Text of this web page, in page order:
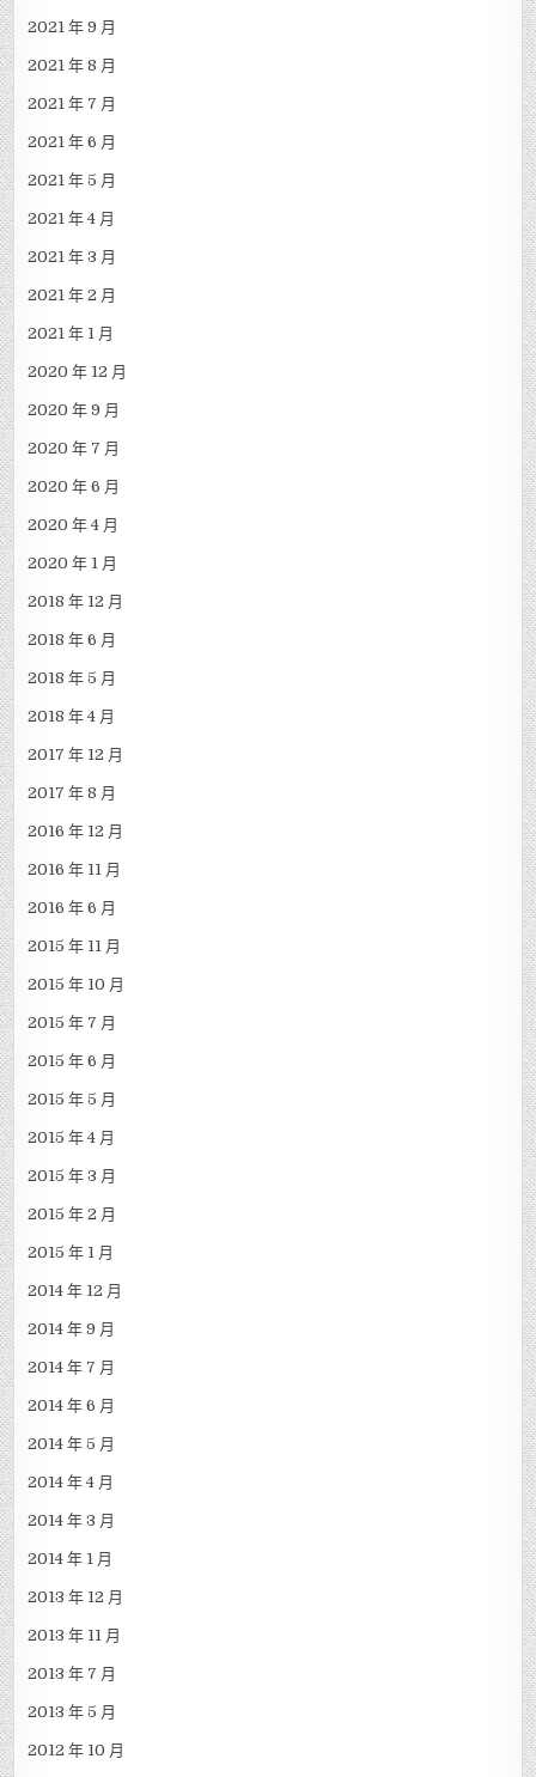
2021 年 9 月
2021 年 8 月
2021 年 7 月
2021 年 6 月
2021 年 5 月
2021 年 4 月
2021 年 3 月
2021 年 2 月
2021 年 1 月
2020 年 12 月
2020 年 9 月
2020 年 7 月
2020 年 6 月
2020 年 4 月
2020 年 1 月
2018 年 12 月
2018 年 6 月
2018 年 5 月
2018 年 4 月
2017 年 12 月
2017 年 8 月
2016 年 12 月
2016 年 11 月
2016 年 6 月
2015 年 11 月
2015 年 10 月
2015 年 7 月
2015 年 6 月
2015 年 5 月
2015 年 4 月
2015 年 3 月
2015 年 2 月
2015 年 1 月
2014 年 12 月
2014 年 9 月
2014 年 7 月
2014 年 6 月
2014 年 5 月
2014 年 4 月
2014 年 3 月
2014 年 1 月
2013 年 12 月
2013 年 11 月
2013 年 7 月
2013 年 5 月
2012 年 10 月